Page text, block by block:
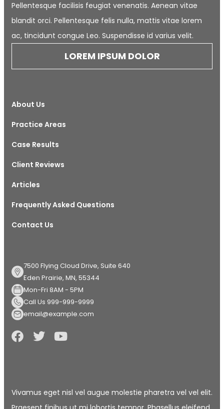
Pellentesque facilisis feugiat venenatis. Aenean vitae
blandit orci. Pellentesque felis nulla, mattis vitae lorem
ac, tincidunt congue Leo. Suspendisse id varius velit.
LOREM IPSUM DOLOR
About Us
Practice Areas
Case Results
Client Reviews
Articles
Frequently Asked Questions
Contact Us
7500 Flying Cloud Drive, Suite 640
Eden Prairie, MN, 55344
Mon-Fri 8AM - 5PM
Call Us 999-999-9999
email@example.com
Vivamus eget nisl vel augue molestie pharetra vel vel elit.